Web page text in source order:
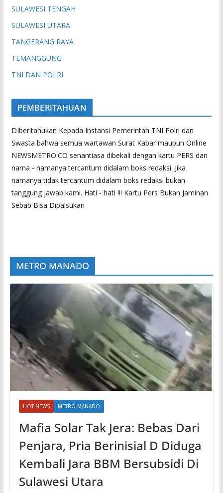
SULAWESI TENGAH
SULAWESI UTARA
TANGERANG RAYA
TEMANGGUNG
TNI DAN POLRI
PEMBERITAHUAN
DIberitahukan Kepada Instansi Pemerintah TNI Polri dan
Swasta bahwa semua wartawan Surat Kabar maupun Online
NEWSMETRO.CO senantiasa dibekali dengan kartu PERS dan
nama - namanya tercantum didalam boks redaksi. Jika
namanya tidak tercantum didalam boks redaksi bukan
tanggung jawab kami. Hati - hati !!! Kartu Pers Bukan Jaminan
Sebab Bisa Dipalsukan
METRO MANADO
HOT NEWS METRO MANADO
Mafia Solar Tak Jera: Bebas Dari
Penjara, Pria Berinisial D Diduga
Kembali Jara BBM Bersubsidi Di
Sulawesi Utara